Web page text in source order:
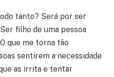
tanto? Será por ser
filho de uma pessoa
que me torna tão
sentirem a necessidade
as irrita e tentar